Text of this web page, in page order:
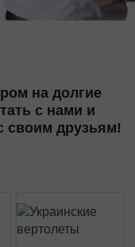
на долгие
с нами и
своим друзьям!